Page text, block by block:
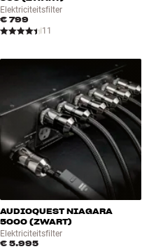
Elektriciteitsfilter
€ 799
11
AUDIOQUEST NIAGARA
5000 (ZWART)
Elektriciteitsfilter
€ 5.995